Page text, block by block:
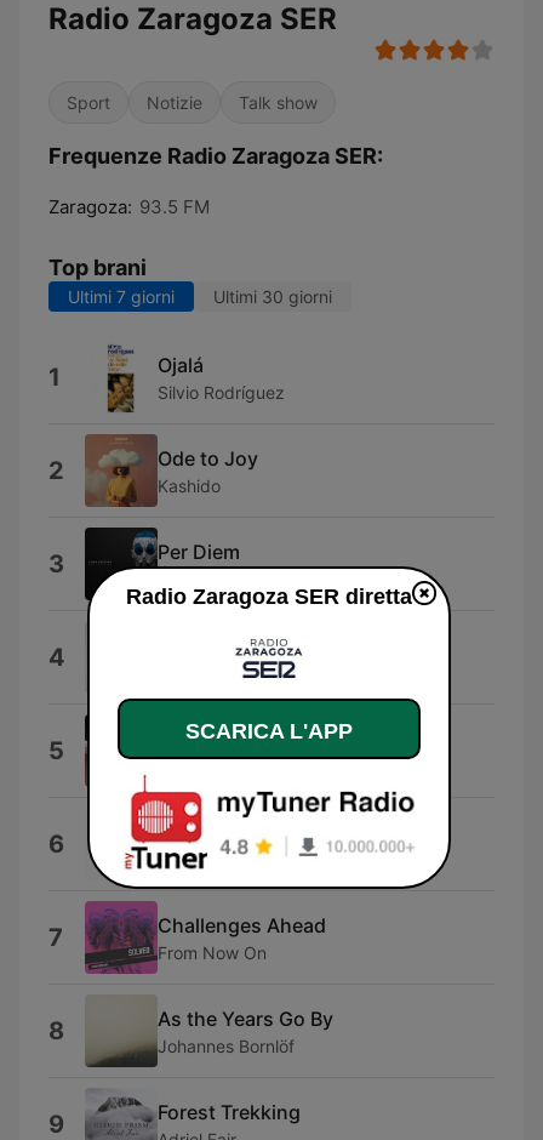
Radio Zaragoza SER
Sport Notizie Talk show
Frequenze Radio Zaragoza SER:
Zaragoza: 93.5 FM
Top brani
Ultimi 7 giorni Ultimi 30 giorni
1 Ojalá
Silvio Rodríguez
2 Ode to Joy
Kashido
3 Per Diem
4 Esperando
5 Cool Cats
Family Kush
6 Broken Bones
Kaleo
7 Challenges Ahead
From Now On
8 As the Years Go By
Johannes Bornlöf
9 Forest Trekking
Radio Zaragoza SER diretta
SCARICA L'APP